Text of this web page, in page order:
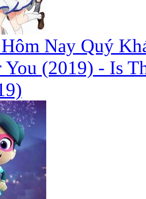
Nay Quý
You (2019) - Is